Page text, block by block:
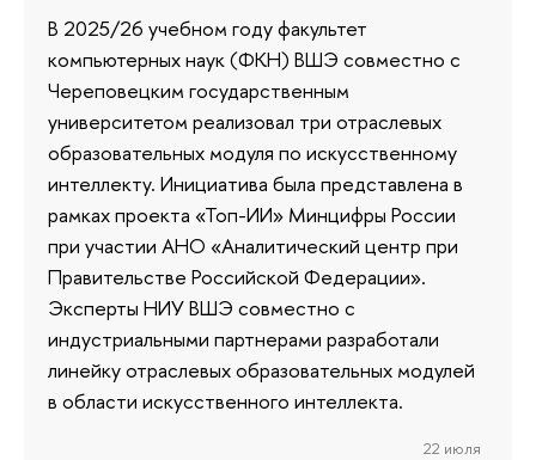
В 2025/26 учебном году факультет
компьютерных наук (ФКН) ВШЭ совместно с
Череповецким государственным
университетом реализовал три отраслевых
образовательных модуля по искусственному
интеллекту. Инициатива была представлена в
рамках проекта «Топ-ИИ» Минцифры России
при участии АНО «Аналитический центр при
Правительстве Российской Федерации».
Эксперты НИУ ВШЭ совместно с
индустриальными партнерами разработали
линейку отраслевых образовательных модулей
в области искусственного интеллекта.
22 июля